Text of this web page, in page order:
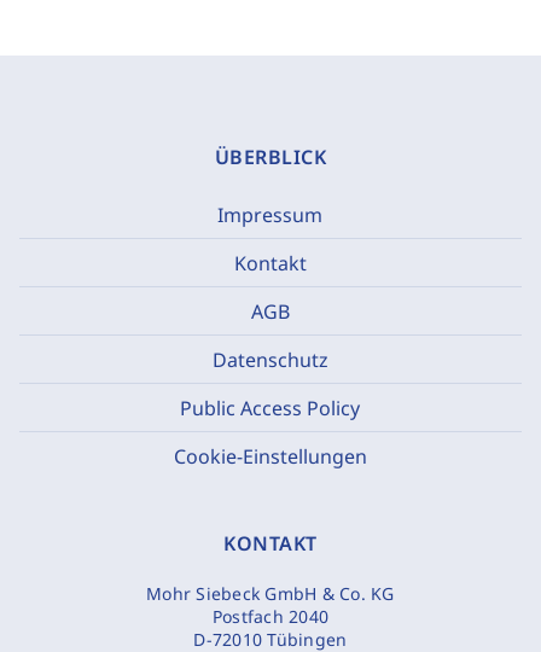
ÜBERBLICK
Impressum
Kontakt
AGB
Datenschutz
Public Access Policy
Cookie-Einstellungen
KONTAKT
Mohr Siebeck GmbH & Co. KG
Postfach 2040
D-72010 Tübingen